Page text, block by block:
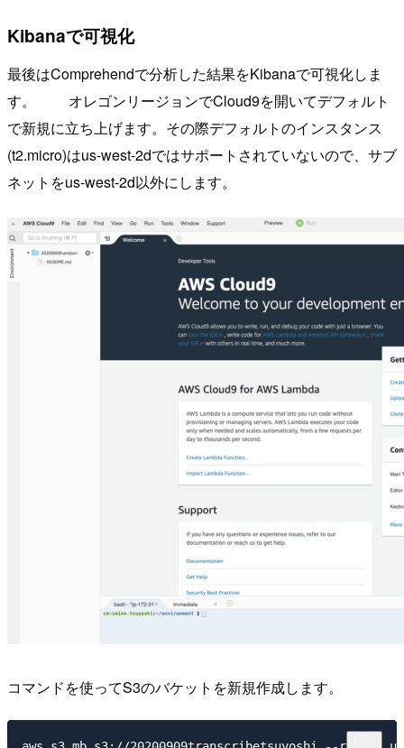
Kibanaで可視化
最後はComprehendで分析した結果をKibanaで可視化しま
す。 オレゴンリージョンでCloud9を開いてデフォルト
で新規に立ち上げます。その際デフォルトのインスタンス
(t2.micro)はus-west-2dではサポートされていないので、サブ
ネットをus-west-2d以外にします。
コマンドを使ってS3のバケットを新規作成します。